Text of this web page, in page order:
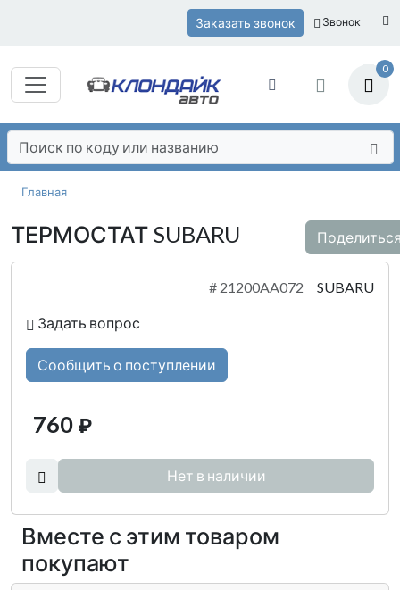
Заказать звонок Звонок
0
Главная
ТЕРМОСТАТ SUBARU
# 21200AA072 SUBARU
Задать вопрос
Сообщить о поступлении
760 ₽
Нет в наличии
Вместе с этим товаром
покупают